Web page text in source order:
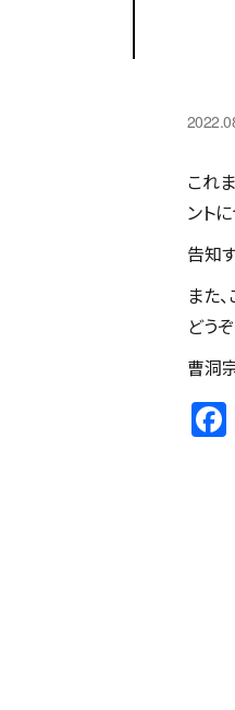
これ
ント
告知
また
どう
曹洞